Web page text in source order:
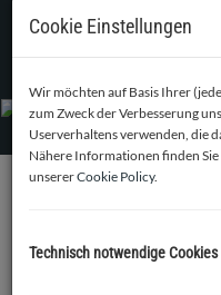
Wohnzimmer
Ab sofort kommt diese
Cookie Einstellungen
Wir möchten auf Basis Ihrer
zum Zweck der Verbesserung
Userverhaltens verwenden, die
Nähere Informationen finden
unsererCookie Policy.
Technisch notwendige Cookies